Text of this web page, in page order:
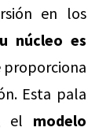
en los
núcleo es
proporciona
Esta pala
el modelo